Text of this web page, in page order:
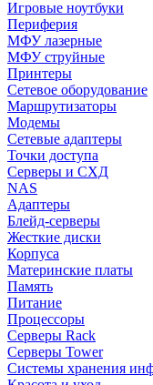
Игровые ноутбуки
Периферия
МФУ лазерные
МФУ струйные
Принтеры
Сетевое оборудование
Маршрутизаторы
Модемы
Сетевые адаптеры
Точки доступа
Серверы и СХД
NAS
Адаптеры
Блейд-серверы
Жесткие диски
Корпуса
Материнские платы
Память
Питание
Процессоры
Серверы Rack
Серверы Tower
Системы хранения